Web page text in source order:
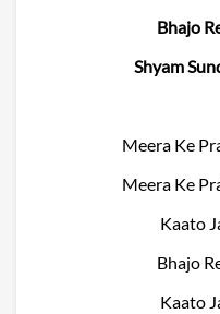
Bhajo
Shyam
Meera Ke
Meera Ke
Kaato
Bhajo
Kaato